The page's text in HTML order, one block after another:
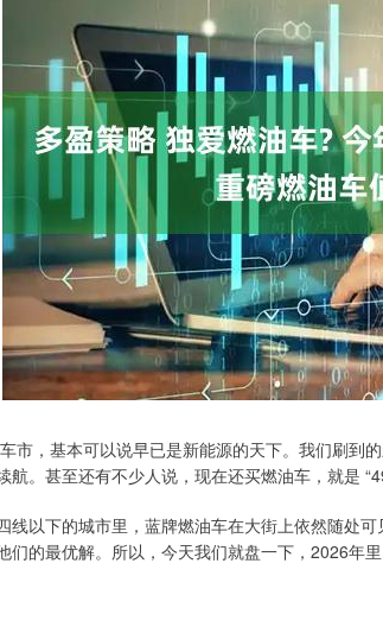
市，基本可以说早已是新能源的天下。我们刷到
航。甚至还有不少人说，现在还买燃油车，就是
线以下的城市里，蓝牌燃油车在大街上依然随处
们的最优解。所以，今天我们就盘一下，2026年
21.92 0.57% 深证成指